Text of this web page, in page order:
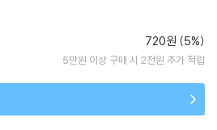
720원 (5%)
5만원 이상 구매 시 2천원 추가 적립